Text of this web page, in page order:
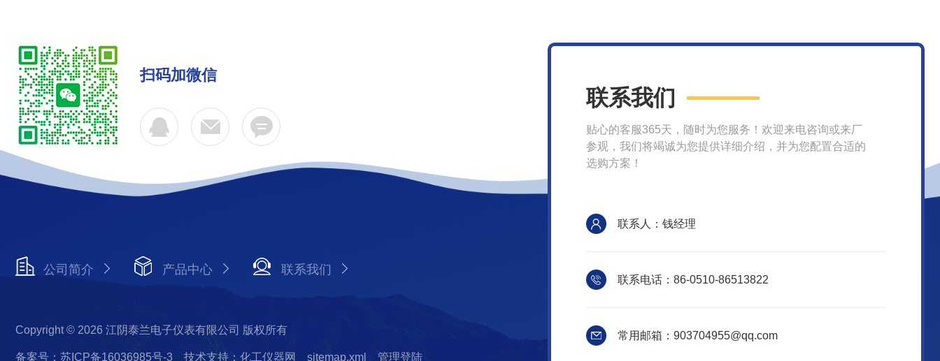
扫码加微信
公司简介 产品中心 联系我们
Copyright © 2026 江阴泰兰电子仪表有限公司 版权所有
备案号：苏ICP备16036985号-3 技术支持：化工仪器网 sitemap.xml 管理登陆
联系我们
贴心的客服365天，随时为您服务！欢迎来电咨询或来厂
参观，我们将竭诚为您提供详细介绍，并为您配置合适的
选购方案！
联系人：钱经理
联系电话：86-0510-86513822
常用邮箱：903704955@qq.com